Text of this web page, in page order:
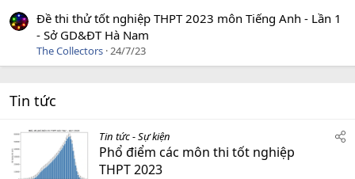
Đề thi thử tốt nghiệp THPT 2023 môn Tiếng Anh - Lần 1
- Sở GD&ĐT Hà Nam
The Collectors 24/7/23
Tin tức
Tin tức - Sự kiện
Phổ điểm các môn thi tốt nghiệp
THPT 2023